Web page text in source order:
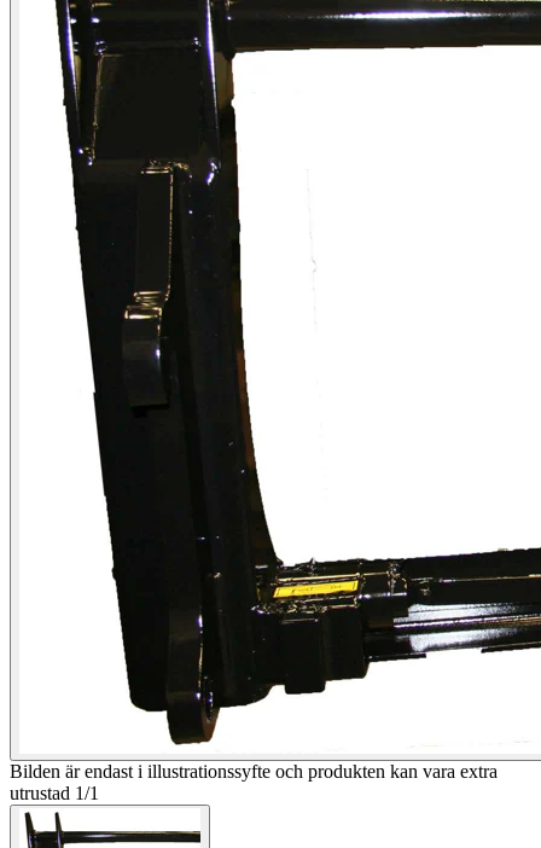
Bilden är endast i illustrationssyfte och produkten kan vara extra
utrustad 1/1